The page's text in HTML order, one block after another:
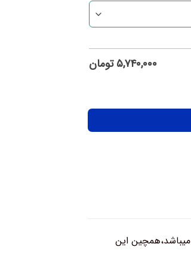
۵,۷۴۰,۰۰۰ تومان
میباشد،همچین این